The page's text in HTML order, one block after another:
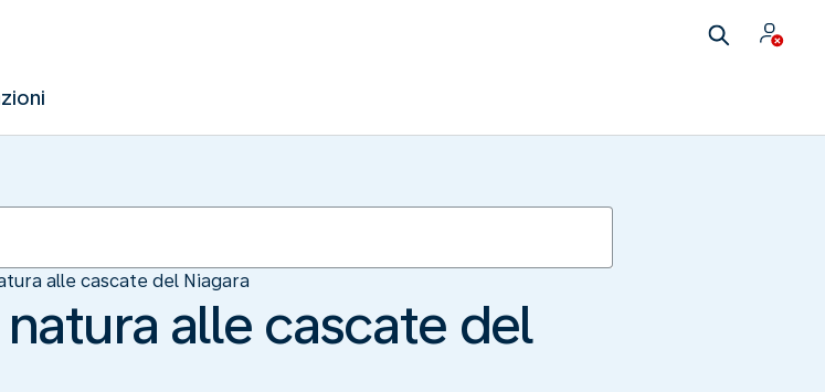
alle cascate del Niagara
alle cascate del